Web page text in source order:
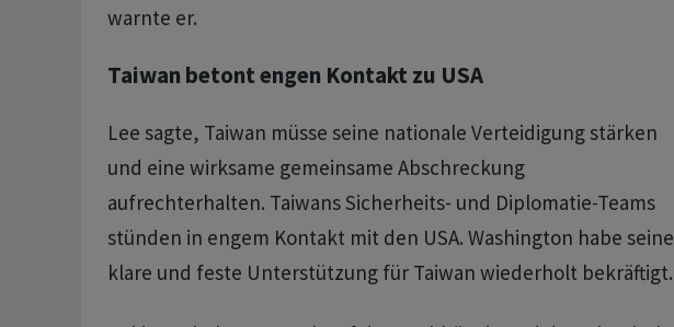
warnte er.
Taiwan betont engen Kontakt zu USA
Lee sagte, Taiwan müsse seine nationale Verteidigung stärken
und eine wirksame gemeinsame Abschreckung
aufrechterhalten. Taiwans Sicherheits- und Diplomatie-Teams
stünden in engem Kontakt mit den USA. Washington habe seine
klare und feste Unterstützung für Taiwan wiederholt bekräftigt.